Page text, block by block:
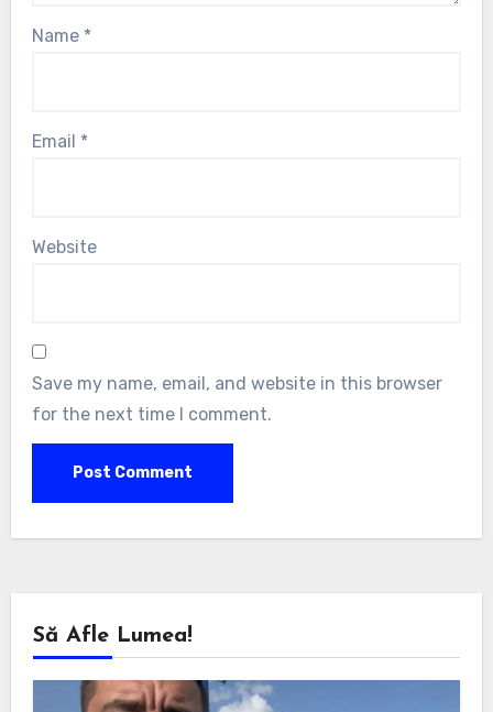
Name *
Email *
Website
Save my name, email, and website in this browser
for the next time I comment.
Să Afle Lumea!